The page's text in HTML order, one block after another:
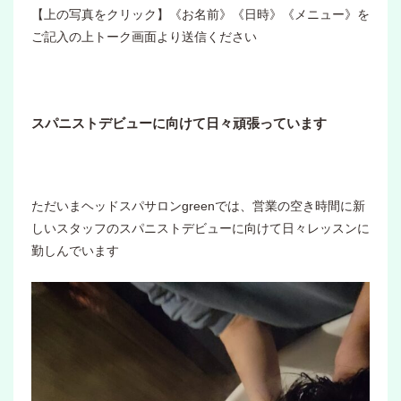
【上の写真をクリック】《お名前》《日時》《メニュー》を
ご記入の上トーク画面より送信ください
スパニストデビューに向けて日々頑張っています
ただいまヘッドスパサロンgreenでは、営業の空き時間に新
しいスタッフのスパニストデビューに向けて日々レッスンに
勤しんでいます